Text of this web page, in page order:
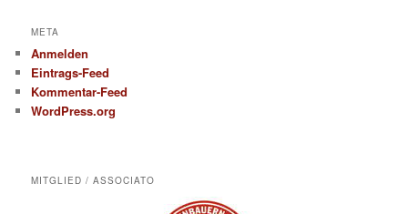
META
Anmelden
Eintrags-Feed
Kommentar-Feed
WordPress.org
MITGLIED / ASSOCIATO